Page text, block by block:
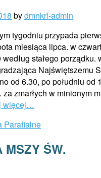
bydmnkrl-admin
tygodniu przypada
miesiąca lipca. w
stałego porządku.
Najświętszemu
od 6.30, po południu od
zmarłych w minionym
więcej…
Parafialne
MSZY ŚW.